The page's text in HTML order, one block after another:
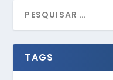
TAGS